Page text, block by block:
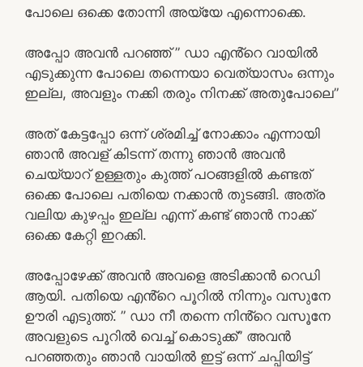
പോലെ ഒക്കെ തോന്നി അയ്യേ എന്നൊക്കെ.
അപ്പോ അവൻ പറഞ്ഞ് ” ഡാ എൻ്റെ വായിൽ
എടുക്കുന്ന പോലെ തന്നെയാ വെത്യാസം ഒന്നും
ഇല്ല, അവളും നക്കി തരും നിനക്ക് അതുപോലെ”
അത് കേട്ടപ്പോ ഒന്ന് ശ്രമിച്ച് നോക്കാം എന്നായി
ഞാൻ അവള് കിടന്ന് തന്നു ഞാൻ അവൻ
ചെയ്യാറ് ഉള്ളതും കുത്ത് പഠങ്ങളിൽ കണ്ടത്
ഒക്കെ പോലെ പതിയെ നക്കാൻ തുടങ്ങി. അത്ര
വലിയ കുഴപ്പം ഇല്ല എന്ന് കണ്ട് ഞാൻ നാക്ക്
ഒക്കെ കേറ്റി ഇറക്കി.
അപ്പോഴേക്ക് അവൻ അവളെ അടിക്കാൻ റെഡി
ആയി. പതിയെ എൻ്റെ പൂറിൽ നിന്നും വസുനേ
ഊരി എടുത്ത്. ” ഡാ നീ തന്നെ നിൻ്റെ വസൂനേ
അവളുടെ പൂറിൽ വെച്ച് കൊടുക്ക്” അവൻ
പറഞ്ഞതും ഞാൻ വായിൽ ഇട്ട് ഒന്ന് ചപ്പിയിട്ട്